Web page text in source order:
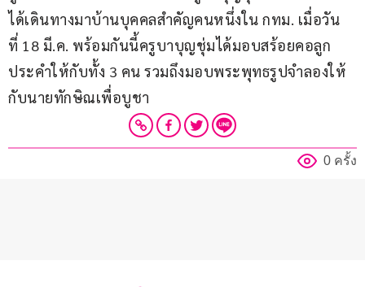
ได้เดินทางมาบ้านบุคคลสำคัญคนหนึ่งใน กทม. เมื่อวัน
ที่ 18 มี.ค. พร้อมกันนี้ครูบาบุญชุ่มได้มอบสร้อยคอลูก
ประคำให้กับทั้ง 3 คน รวมถึงมอบพระพุทธรูปจำลองให้
กับนายทักษิณเพื่อบูชา
0 ครั้ง